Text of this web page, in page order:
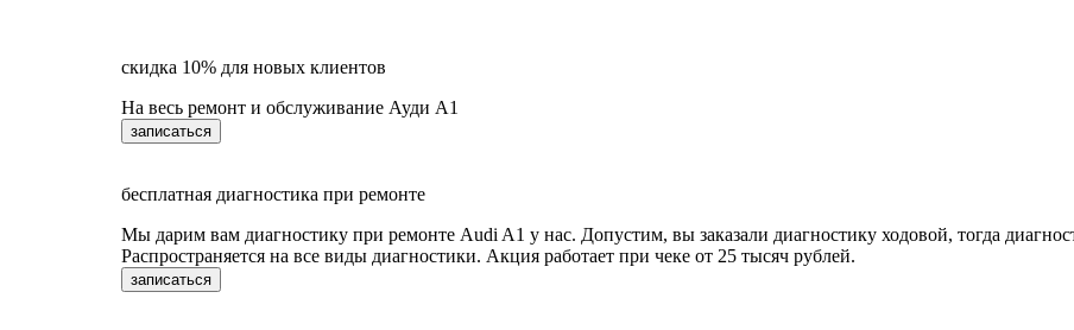
скидка 10% для новых клиентов
На весь ремонт и обслуживание Ауди А1
записаться
бесплатная диагностика при ремонте
Мы дарим вам диагностику при ремонте Audi A1 у нас. Допустим, вы заказали диагностику ходовой, тогда
Распространяется на все виды диагностики. Акция работает при чеке от 25 тысяч рублей.
записаться